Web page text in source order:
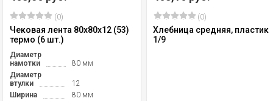
(0)
Чековая лента 80х80х12 (53)
термо (6 шт.)
Диаметр
намотки
80 мм
Диаметр
втулки
12
Ширина
80 мм
(0)
Хлебница средняя, пластик
1/9